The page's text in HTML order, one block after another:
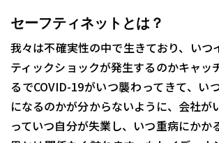
セーフティネットとは？
我々は不確実性の中で生きており、いつ
ティックショックが発生するのかキャッ
るでCOVID-19がいつ襲わってきて、い
になるのかが分からないように、会社が
っていつ自分が失業し、いつ重病にかか